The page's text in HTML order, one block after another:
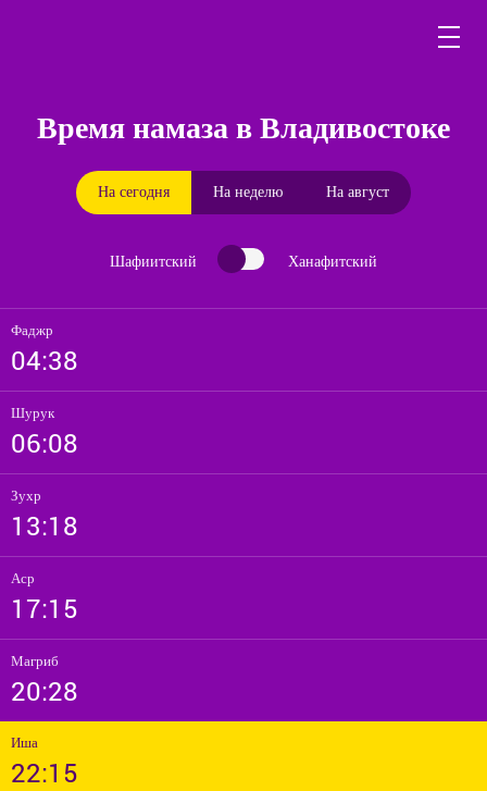
Время намаза в Владивостоке
На сегодня На неделю На август
Шафиитский Ханафитский
Фаджр
04:38
Шурук
06:08
Зухр
13:18
Аср
17:15
Магриб
20:28
Иша
22:15